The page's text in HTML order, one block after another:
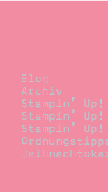
Blog
Archiv
Stampin’
Stampin’
Stampin’